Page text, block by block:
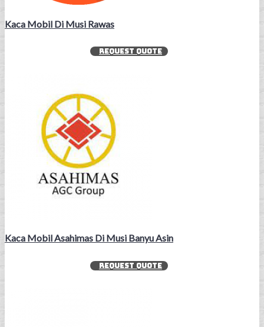
Kaca Mobil Di Musi Rawas
REQUEST QUOTE
Kaca Mobil Asahimas Di Musi Banyu Asin
REQUEST QUOTE